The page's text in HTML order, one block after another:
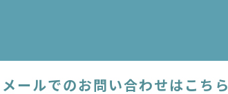
メールでのお問い合わせはこちら